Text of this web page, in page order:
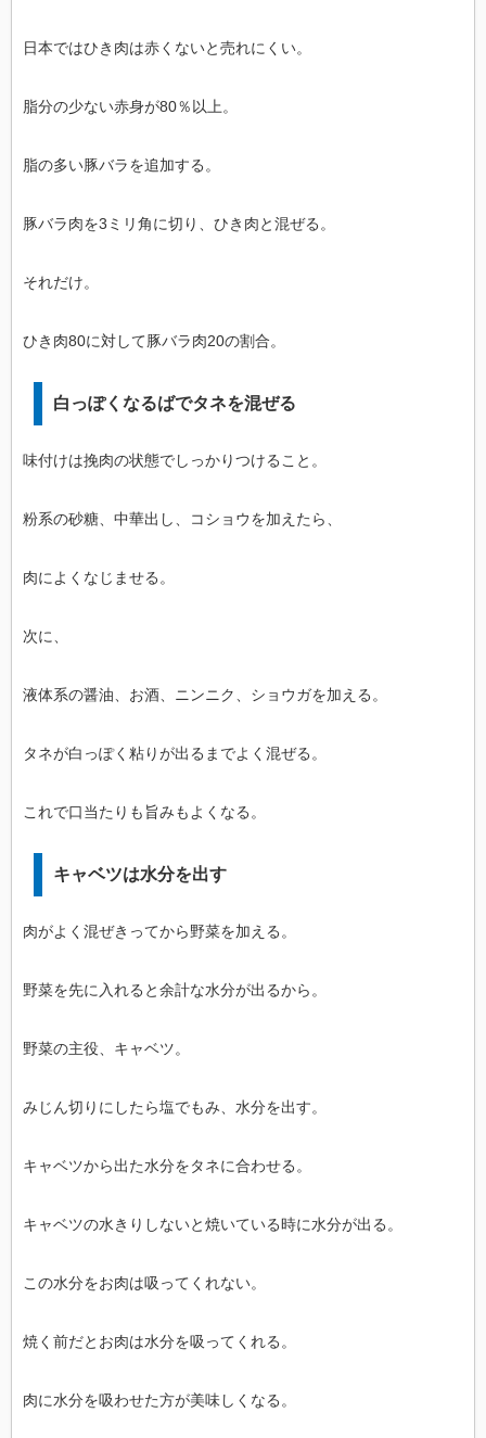
日本ではひき肉は赤くないと売れにくい。
脂分の少ない赤身が80％以上。
脂の多い豚バラを追加する。
豚バラ肉を3ミリ角に切り、ひき肉と混ぜる。
それだけ。
ひき肉80に対して豚バラ肉20の割合。
白っぽくなるばでタネを混ぜる
味付けは挽肉の状態でしっかりつけること。
粉系の砂糖、中華出し、コショウを加えたら、
肉によくなじませる。
次に、
液体系の醤油、お酒、ニンニク、ショウガを加える。
タネが白っぽく粘りが出るまでよく混ぜる。
これで口当たりも旨みもよくなる。
キャベツは水分を出す
肉がよく混ぜきってから野菜を加える。
野菜を先に入れると余計な水分が出るから。
野菜の主役、キャベツ。
みじん切りにしたら塩でもみ、水分を出す。
キャベツから出た水分をタネに合わせる。
キャベツの水きりしないと焼いている時に水分が出る。
この水分をお肉は吸ってくれない。
焼く前だとお肉は水分を吸ってくれる。
肉に水分を吸わせた方が美味しくなる。